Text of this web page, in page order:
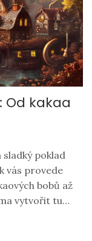
kakaa
poklad
vás provede
bobů až
vytvořit tu
tento